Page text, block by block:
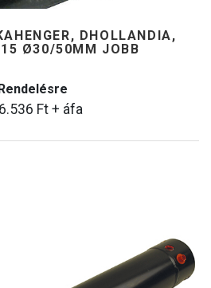
DHOLLANDIA,
Ø30/50MM JOBB
Ft + áfa